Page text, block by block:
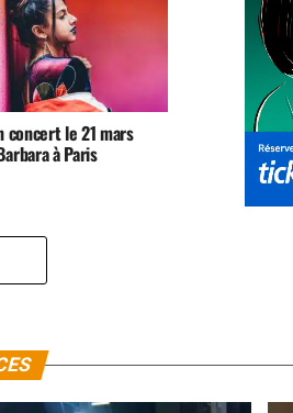
concert le 21 mars
à Paris